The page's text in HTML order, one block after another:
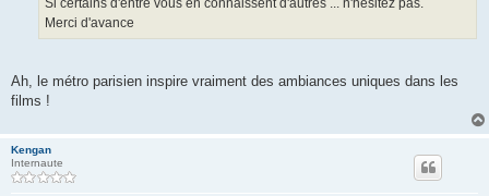
Si certains d'entre vous en connaissent d'autres ... n'hésitez pas.
Merci d'avance
Ah, le métro parisien inspire vraiment des ambiances uniques dans les
films !
Kengan
Internaute